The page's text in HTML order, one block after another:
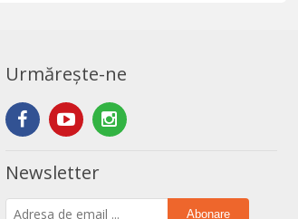
Urmărește-ne
Newsletter
Abonare